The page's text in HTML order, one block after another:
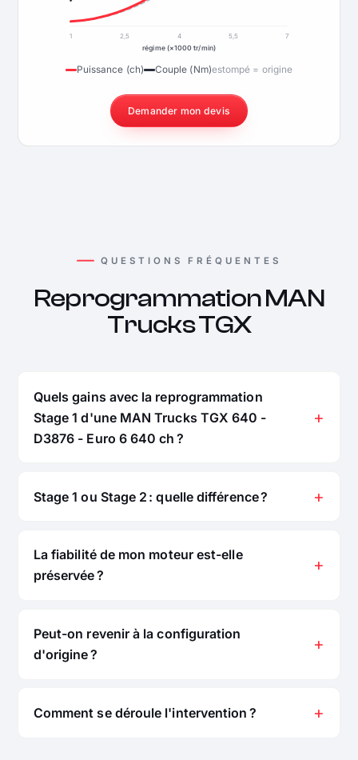
1 2,5 4 5,5
7
régime (×1000 tr/min)
Puissance (ch) Couple (Nm)estompé = origine
Demander mon devis
QUESTIONS FRÉQUENTES
Reprogrammation MAN
Trucks TGX
Quels gains avec la reprogrammation
Stage 1 d'une MAN Trucks TGX 640 -
D3876 - Euro 6 640 ch ?
Stage 1 ou Stage 2 : quelle différence ?
La fiabilité de mon moteur est-elle
préservée ?
Peut-on revenir à la configuration
d'origine ?
Comment se déroule l'intervention ?